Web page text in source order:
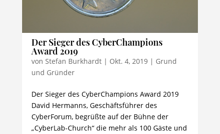
Der Sieger des CyberChampions
Award 2019
von Stefan Burkhardt| Okt. 4, 2019| Grund
und Gründer
Der Sieger des CyberChampions Award 2019
David Hermanns, Geschäftsführer des
CyberForum, begrüßte auf der Bühne der
„CyberLab-Church“ die mehr als 100 Gäste und